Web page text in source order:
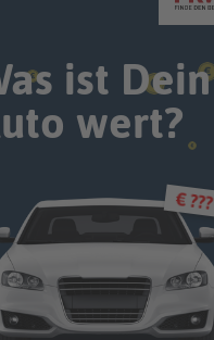
ist Dein
wert?
€ ???